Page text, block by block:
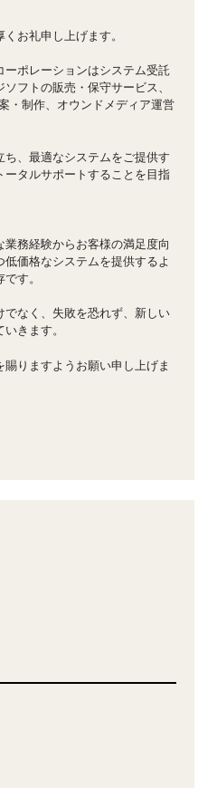
お礼申し上げます。
ポレーションはシステム受託
フトの販売・保守サービス、
・制作、オウンドメディア運営
、最適なシステムをご提供す
タルサポートすることを目指
務経験からお客様の満足度向
価格なシステムを提供するよ
す。
なく、失敗を恐れず、新しい
きます。
りますようお願い申し上げま